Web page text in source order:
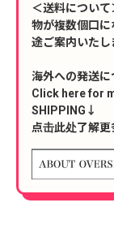
＜送料につい
物が複数個口に
途ご案内いたし
海外への発送
Click here for
SHIPPING↓
点击此处了解